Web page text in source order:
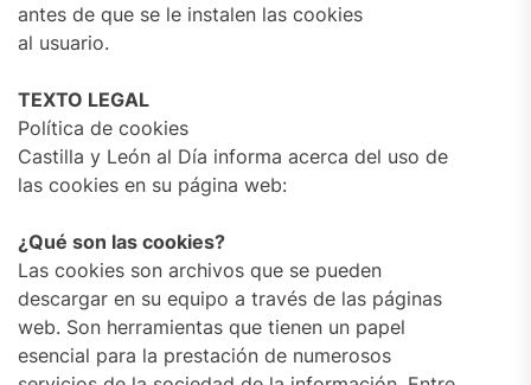
antes de que se le instalen las cookies
al usuario.
TEXTO LEGAL
Política de cookies
Castilla y León al Día informa acerca del uso de
las cookies en su página web:
¿Qué son las cookies?
Las cookies son archivos que se pueden
descargar en su equipo a través de las páginas
web. Son herramientas que tienen un papel
esencial para la prestación de numerosos